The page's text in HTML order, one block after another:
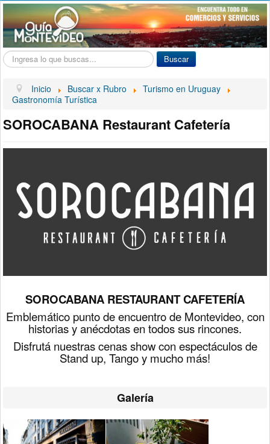
Buscar... Buscar
Inicio Buscar x Rubro
Turismo en Uruguay
Gastronomía Turística
SOROCABANA Restaurant Cafetería
SOROCABANA RESTAURANT CAFETERÍA
Emblemático punto de encuentro de Montevideo, con
historias y anécdotas en todos sus rincones.
Disfrutá nuestras cenas show con espectáculos de
Stand up, Tango y mucho más!
Galería